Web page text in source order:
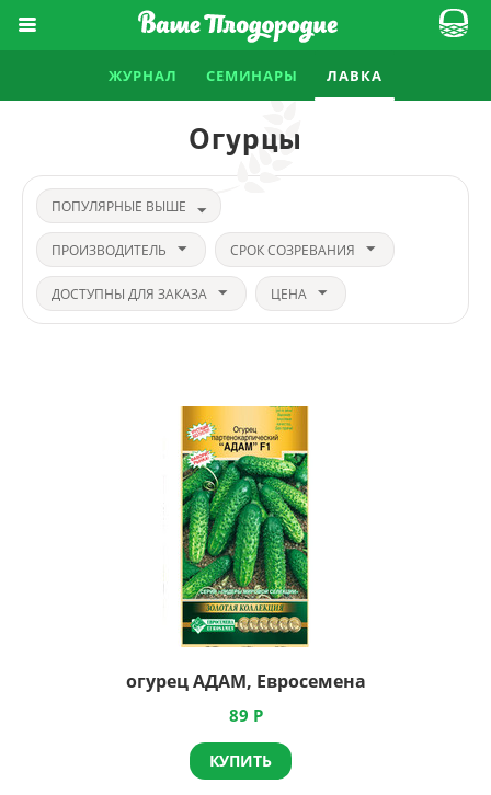
ЖУРНАЛ СЕМИНАРЫ ЛАВКА
Огурцы
ПРОИЗВОДИТЕЛЬ СРОК СОЗРЕВАНИЯ
ДОСТУПНЫ ДЛЯ ЗАКАЗА ЦЕНА
ПОПУЛЯРНЫЕ ВЫШЕ
огурец АДАМ, Евросемена
89 Р
КУПИТЬ